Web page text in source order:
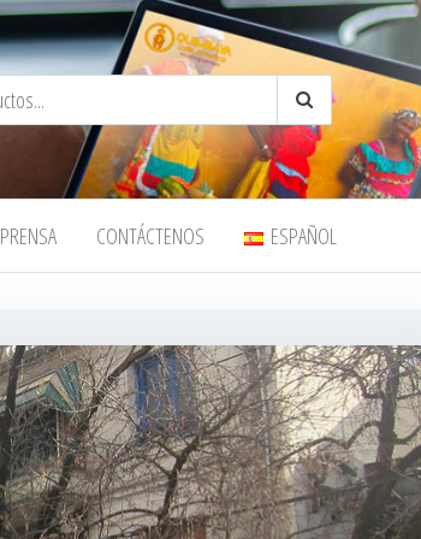
PRENSA CONTÁCTENOS ESPAÑOL